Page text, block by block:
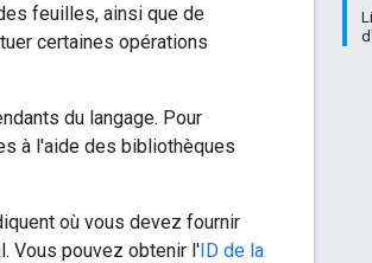
feuilles, ainsi que de
certaines opérations
du langage. Pour
à l'aide des bibliothèques
où vous devez fournir
Vous pouvez obtenir l'ID de la